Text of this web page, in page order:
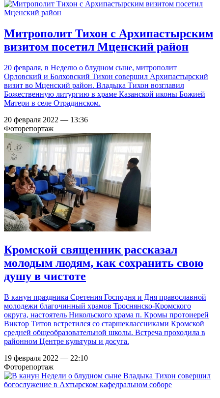
Митрополит Тихон с Архипастырским
визитом посетил Мценский район
20 февраля, в Неделю о блудном сыне, митрополит
Орловский и Болховский Тихон совершил Архипастырский
визит во Мценский район. Владыка Тихон возглавил
Божественную литургию в храме Казанской иконы Божией
Матери в селе Отрадинском.
20 февраля 2022 — 13:36
Фоторепортаж
Кромской священник рассказал
молодым людям, как сохранить свою
душу в чистоте
В канун праздника Сретения Господня и Дня православной
молодежи благочинный храмов Троснянско-Кромского
округа, настоятель Никольского храма п. Кромы протоиерей
Виктор Титов встретился со старшеклассниками Кромской
средней общеобразовательной школы. Встреча проходила в
районном Центре культуры и досуга.
19 февраля 2022 — 22:10
Фоторепортаж